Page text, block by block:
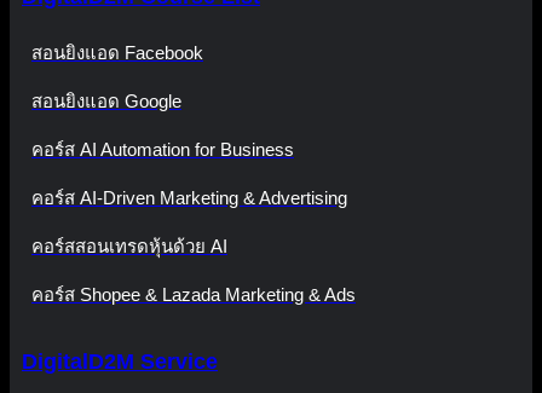
สอนยิงแอด Facebook
สอนยิงแอด Google
คอร์ส AI Automation for Business
คอร์ส AI-Driven Marketing & Advertising
คอร์สสอนเทรดหุ้นด้วย AI
คอร์ส Shopee & Lazada Marketing & Ads
DigitalD2M Service